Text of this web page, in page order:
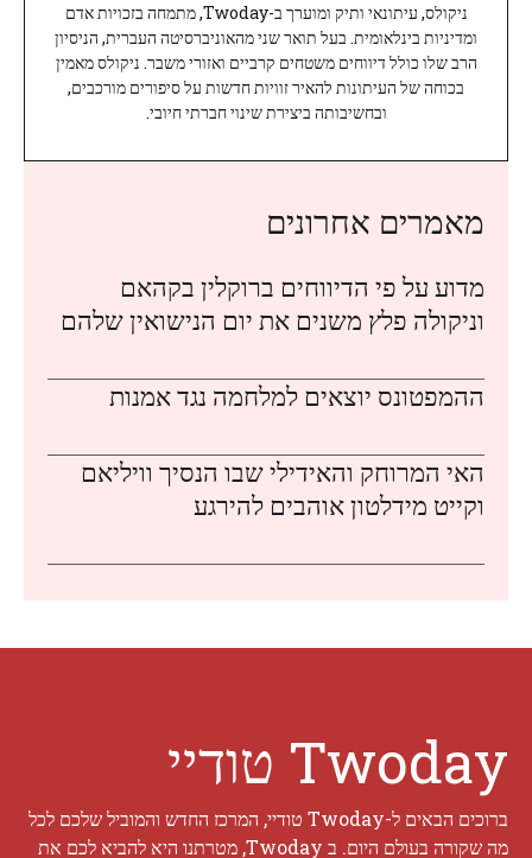
ניקולס, עיתונאי ותיק ומוערך ב-Twoday, מתמחה בזכויות אדם
ומדיניות בינלאומית. בעל תואר שני מהאוניברסיטה העברית, הניסיון
הרב שלו כולל דיווחים משטחים קרביים ואזורי משבר. ניקולס מאמין
בכוחה של העיתונות להאיר זוויות חדשות על סיפורים מורכבים,
ובחשיבותה ביצירת שינוי חברתי חיובי.
מאמרים אחרונים
מדוע על פי הדיווחים ברוקלין בקהאם
וניקולה פלץ משנים את יום הנישואין שלהם
ההמפטונס יוצאים למלחמה נגד אמנות
האי המרוחק והאידילי שבו הנסיך וויליאם
וקייט מידלטון אוהבים להירגע
Twoday טודיי
ברוכים הבאים ל-Twoday טודיי, המרכז החדש והמוביל שלכם לכל
מה שקורה בעולם היום. ב Twoday, מטרתנו היא להביא לכם את